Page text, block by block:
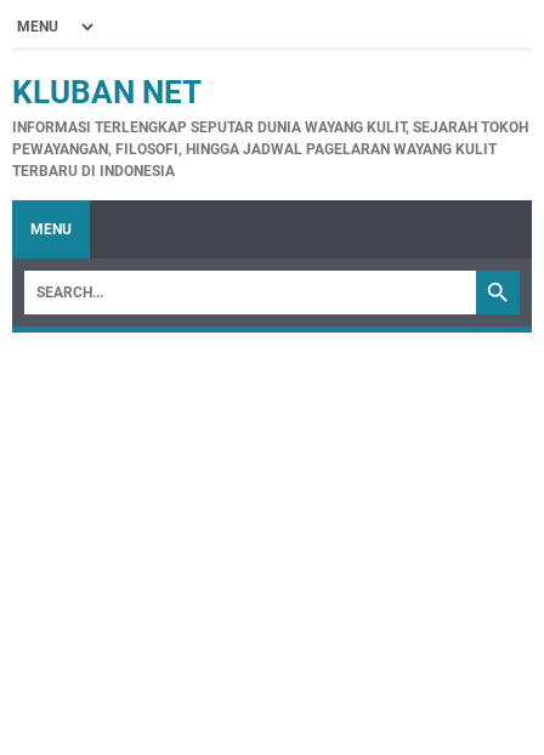
KLUBAN NET
INFORMASI TERLENGKAP SEPUTAR DUNIA WAYANG KULIT, SEJARAH TOKOH
PEWAYANGAN, FILOSOFI, HINGGA JADWAL PAGELARAN WAYANG KULIT
TERBARU DI INDONESIA
MENU